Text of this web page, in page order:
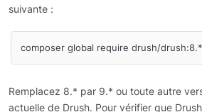
suivante :
Remplacez 8.* par 9.* ou toute autre
actuelle de Drush. Pour vérifier que